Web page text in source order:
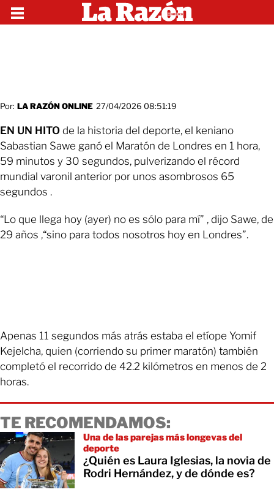
Por: LA RAZÓN ONLINE 27/04/2026 08:51:19
EN UN HITO de la historia del deporte, el keniano
Sabastian Sawe ganó el Maratón de Londres en 1 hora,
59 minutos y 30 segundos, pulverizando el récord
mundial varonil anterior por unos asombrosos 65
segundos .
“Lo que llega hoy (ayer) no es sólo para mí” , dijo Sawe, de
29 años ,“sino para todos nosotros hoy en Londres”.
Apenas 11 segundos más atrás estaba el etíope Yomif
Kejelcha, quien (corriendo su primer maratón) también
completó el recorrido de 42.2 kilómetros en menos de 2
horas.
TE RECOMENDAMOS:
Una de las parejas más longevas del
deporte
¿Quién es Laura Iglesias, la novia de
Rodri Hernández, y de dónde es?